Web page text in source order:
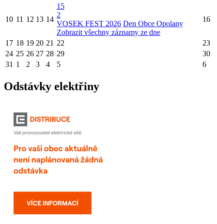
10 11 12 13 14
15
2
VOSEK FEST 2026 Den Obce Opolany
Zobrazit všechny záznamy ze dne
16
17 18 19 20 21 22
23
24 25 26 27 28 29
30
31 1 2 3 4 5 6
Odstávky elektřiny